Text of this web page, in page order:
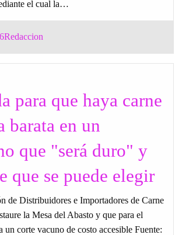
el cual la…
Redaccion
para que haya carne
barata en un
que "será duro" y
que se puede elegir
de Distribuidores e Importadores de Carne
la Mesa del Abasto y que para el
un corte vacuno de costo accesible Fuente: